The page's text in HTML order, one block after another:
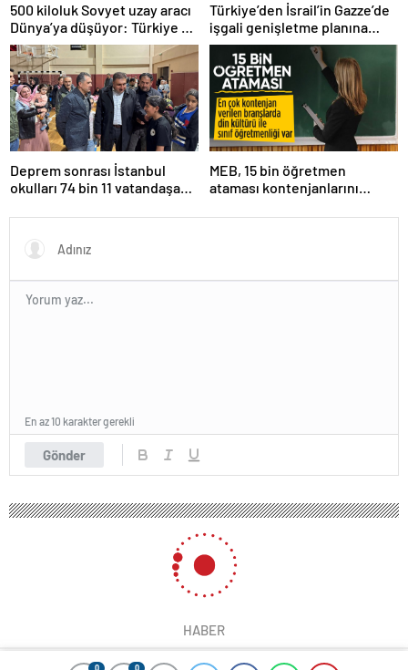
0 0
500 kiloluk Sovyet uzay aracı
Dünya’ya düşüyor: Türkiye de
risk altında
Türkiye’den İsrail’in Gazze’de
işgali genişletme planına
tepki
Deprem sonrası İstanbul
okulları 74 bin 11 vatandaşa
MEB, 15 bin öğretmen
ataması kontenjanlarını
Gönder
En az 10 karakter gerekli
HABER